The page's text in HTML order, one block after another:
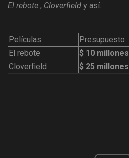
El rebote , Cloverfield y así.
Películas Presupuesto
El rebote
$ 10 millones
Cloverfield
$ 25 millones